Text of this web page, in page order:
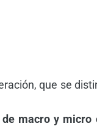
que se
macro y micro